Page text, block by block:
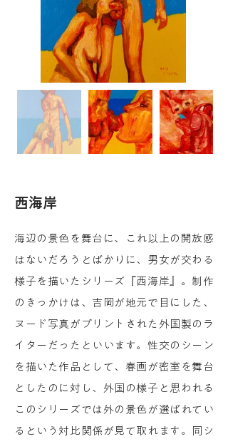
西海岸
海辺の景色を舞台に、これ以上の開放感
はないだろうとばかりに、男女が交わる
様子を描いたシリーズ『西海岸』。制作
のきっかけは、吉岡が地元で目にした、
ヌード写真がプリントされた外国製のラ
イターだったといいます。性交のシーン
を描いた作品として、春画が密室を舞台
としたのに対し、外国の様子と思われる
このシリーズでは外の景色が選ばれてい
るという対比関係が見て取れます。同シ